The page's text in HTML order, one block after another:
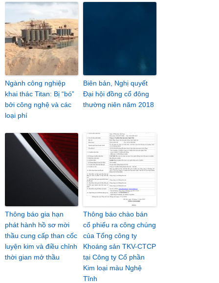
Ngành công nghiệp
khai thác Titan: Bị “bó”
bởi công nghệ và các
loại phí
Biên bản, Nghị quyết
Đại hội đồng cổ đông
thường niên năm 2018
Thông báo gia hạn
phát hành hồ sơ mời
thầu cung cấp than cốc
luyện kim và điều chỉnh
thời gian mở thầu
Thông báo chào bán
cổ phiếu ra công chúng
của Tổng công ty
Khoáng sản TKV-CTCP
tại Công ty Cổ phần
Kim loại màu Nghệ
Tĩnh